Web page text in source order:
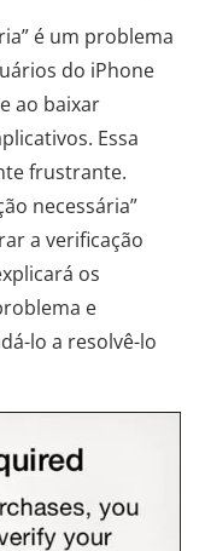
é um problema
do iPhone
ao baixar
Essa
frustrante.
necessária”
a verificação
os
e
lo a resolvê-lo